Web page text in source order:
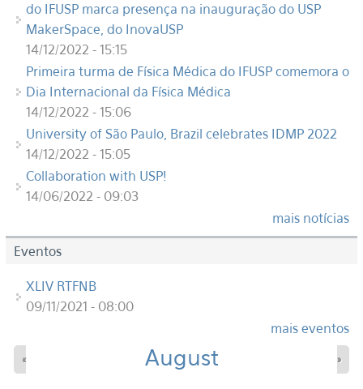
do IFUSP marca presença na inauguração do USP
MakerSpace, do InovaUSP
14/12/2022 - 15:15
Primeira turma de Física Médica do IFUSP comemora o
Dia Internacional da Física Médica
14/12/2022 - 15:06
University of São Paulo, Brazil celebrates IDMP 2022
14/12/2022 - 15:05
Collaboration with USP!
14/06/2022 - 09:03
mais notícias
Eventos
XLIV RTFNB
09/11/2021 - 08:00
mais eventos
August
« »